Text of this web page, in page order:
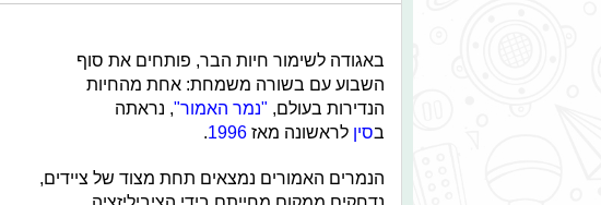
באגודה לשימור חיות הבר, פותחים את סוף
השבוע עם בשורה משמחת: אחת מהחיות
הנדירות בעולם, "נמר האמור", נראתה
בסין לראשונה מאז 1996
.
הנמרים האמורים נמצאים תחת מצוד של ציידים,